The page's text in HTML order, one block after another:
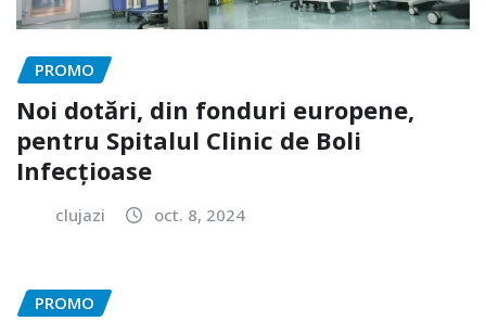
PROMO
Noi dotări, din fonduri europene,
pentru Spitalul Clinic de Boli
Infecțioase
clujazi oct. 8, 2024
PROMO